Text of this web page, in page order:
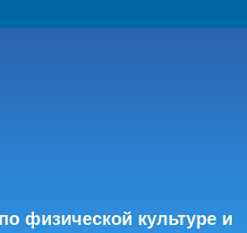
физической культуре и